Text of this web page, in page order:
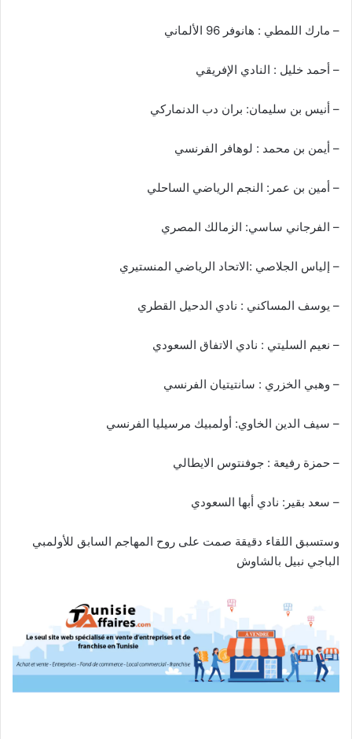
– مارك اللمطي : هانوفر 96 الألماني
– أحمد خليل : النادي الإفريقي
– أنيس بن سليمان: بران دب الدنماركي
– أيمن بن محمد : لوهافر الفرنسي
– أمين بن عمر: النجم الرياضي الساحلي
– الفرجاني ساسي: الزمالك المصري
– إلياس الجلاصي :الاتحاد الرياضي المنستيري
– يوسف المساكني : نادي الدحيل القطري
– نعيم السليتي : نادي الاتفاق السعودي
– وهبي الخزري : سانتيتيان الفرنسي
– سيف الدين الخاوي: أولمبيك مرسيليا الفرنسي
– حمزة رفيعة : جوفنتوس الايطالي
– سعد بقير: نادي أبها السعودي
وستسبق اللقاء دقيقة صمت على روح المهاجم السابق للأولمبي
الباجي نبيل بالشاوش